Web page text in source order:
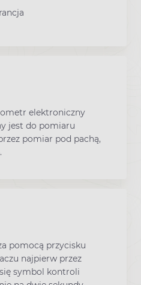
elektroniczny
jest do pomiaru
pomiar pod pachą,
pomocą przycisku
najpierw przez
symbol kontroli